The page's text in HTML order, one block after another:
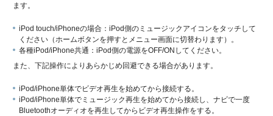
ます。
iPod touch/iPhoneの場合：iPod側のミュージックアイコンをタッチして
ください（ホームボタンを押すとメニュー画面に切替わります）。
各種iPod/iPhone共通：iPod側の電源をOFF/ONしてください。
また、下記操作によりあらかじめ回避できる場合があります。
iPod/iPhone単体でビデオ再生を始めてから接続する。
iPod/iPhone単体でミュージック再生を始めてから接続し、ナビで一度
Bluetoothオーディオを再生してからビデオ再生操作をする。